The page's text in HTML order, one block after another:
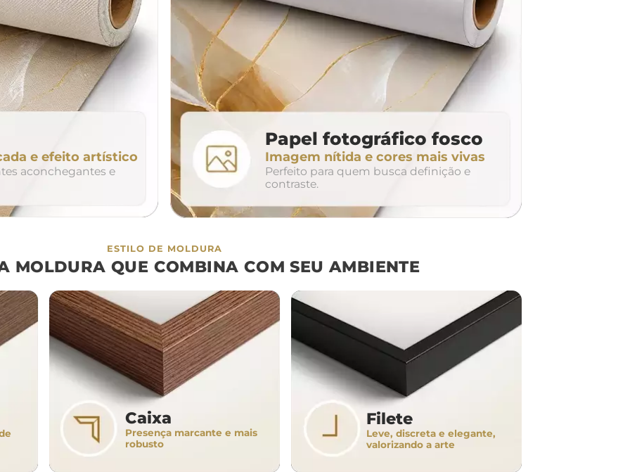
200cm 240cm
320cm
duo trio
e efeito artístico
aconchegantes e
Papel fotográfico fosco
Imagem nítida e cores mais vivas
Perfeito para quem busca definição e
contraste.
ESTILO DE MOLDURA
MOLDURA QUE COMBINA COM SEU AMBIENTE
Caixa
Presença marcante e mais
robusto
Filete
Leve, discreta e elegante,
valorizando a arte